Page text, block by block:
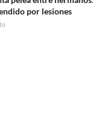
por lesiones